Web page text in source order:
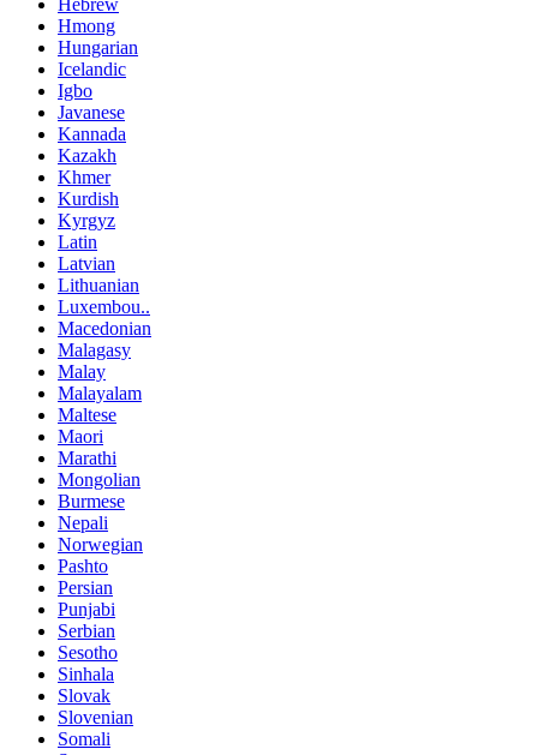
Hmong
Hungarian
Icelandic
Igbo
Javanese
Kannada
Kazakh
Khmer
Kurdish
Kyrgyz
Latin
Latvian
Lithuanian
Luxembou..
Macedonian
Malagasy
Malay
Malayalam
Maltese
Maori
Marathi
Mongolian
Burmese
Nepali
Norwegian
Pashto
Persian
Punjabi
Serbian
Sesotho
Sinhala
Slovak
Slovenian
Somali